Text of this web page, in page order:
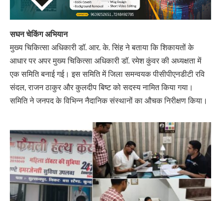
सघन चेकिंग अभियान
मुख्य चिकित्सा अधिकारी डॉ. आर. के. सिंह ने बताया कि शिकायतों के
आधार पर अपर मुख्य चिकित्सा अधिकारी डॉ. रमेश कुंवर की अध्यक्षता में
एक समिति बनाई गई। इस समिति में जिला समन्वयक पीसीपीएनडीटी रवि
संदल, राजन ठाकुर और कुलदीप बिष्ट को सदस्य नामित किया गया।
समिति ने जनपद के विभिन्न नैदानिक संस्थानों का औचक निरीक्षण किया।